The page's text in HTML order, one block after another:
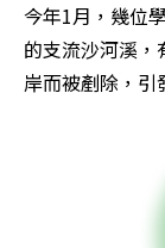
今年1月，幾位
的支流沙河溪
岸而被剷除，引